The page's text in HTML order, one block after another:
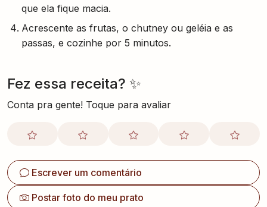
que ela fique macia.
Acrescente as frutas, o chutney ou geléia e as
passas, e cozinhe por 5 minutos.
Fez essa receita? ✨
Conta pra gente! Toque para avaliar
Escrever um comentário
Postar foto do meu prato